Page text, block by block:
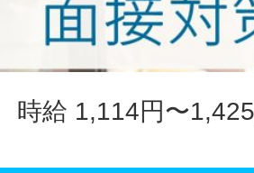
時給 1,114円〜